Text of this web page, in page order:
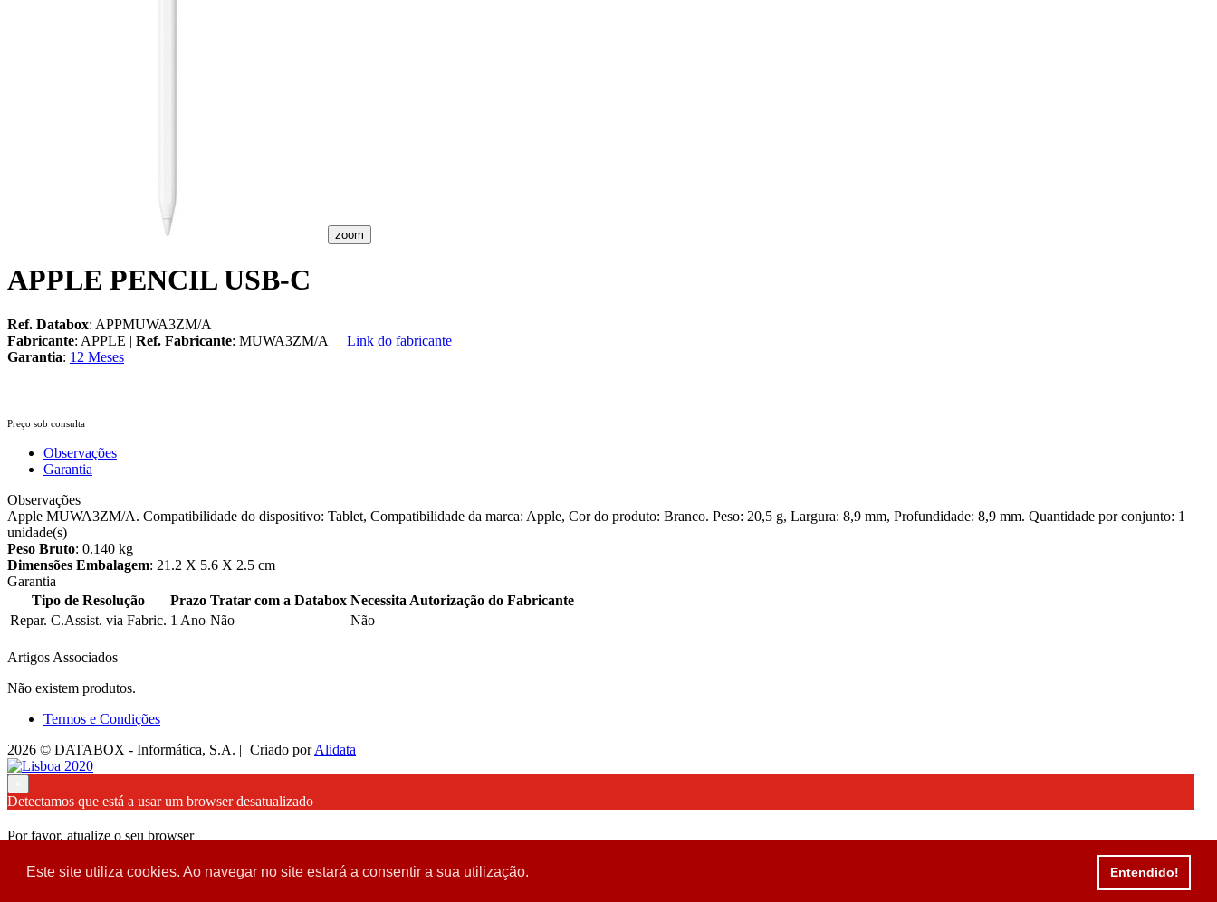
Este site utiliza cookies. Ao navegar no site estará a consentir a sua utilização. Entendido!
zoom
APPLE PENCIL USB-C
Ref. Databox: APPMUWA3ZM/A
Fabricante: APPLE | Ref. Fabricante: MUWA3ZM/A
Link do fabricante
Garantia: 12 Meses
Preço sob consulta
Observações
Garantia
Observações
Apple MUWA3ZM/A. Compatibilidade do dispositivo: Tablet, Compatibilidade da marca: Apple, Cor do produto: Branco. Peso: 20,5 g, Largura: 8,9 mm, Profundidade: 8,9 mm. Quantidade por conjunto: 1
unidade(s)
Peso Bruto: 0.140 kg
Dimensões Embalagem: 21.2 X 5.6 X 2.5 cm
Garantia
Tipo de Resolução
Prazo Tratar com a Databox Necessita Autorização do Fabricante
Repar. C.Assist. via Fabric. 1 Ano Não Não
Artigos Associados
Não existem produtos.
Termos e Condições
2026 © DATABOX - Informática, S.A. | Criado porAlidata
Detectamos que está a usar um browser desatualizado
Por favor, atualize o seu browser